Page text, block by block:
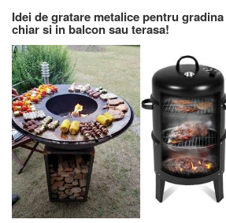
Idei de gratare metalice pentru
chiar si in balcon sau terasa!